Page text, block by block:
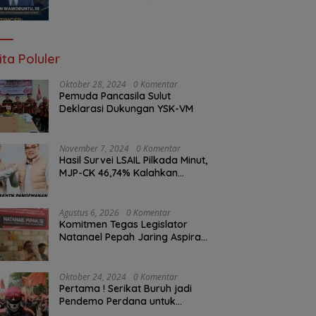
Poluler
Oktober 28, 2024 0 Komentar
Pemuda Pancasila Sulut
Deklarasi Dukungan YSK-VM
November 7, 2024 0 Komentar
Hasil Survei LSAIL Pilkada Minut,
MJP-CK 46,74% Kalahkan
Agustus 6, 2026 0 Komentar
Komitmen Tegas Legislator
Natanael Pepah Jaring Aspirasi
Infrastruktur
Oktober 24, 2024 0 Komentar
Pertama ! Serikat Buruh jadi
Pendemo Perdana untuk